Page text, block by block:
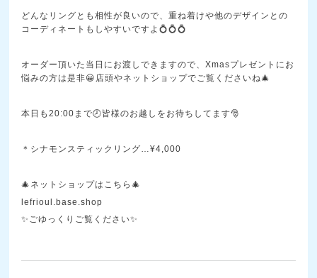
どんなリングとも相性が良いので、重ね着けや他のデザインとの
コーディネートもしやすいですよ💍💍💍
オーダー頂いた当日にお渡しできますので、Xmasプレゼントにお
悩みの方は是非😀店頭やネットショップでご覧くださいね🎄
本日も20:00まで🕗皆様のお越しをお待ちしてます🎅
＊シナモンスティックリング…¥4,000
🎄ネットショップはこちら🎄
lefrioul.base.shop
✨ごゆっくりご覧ください✨